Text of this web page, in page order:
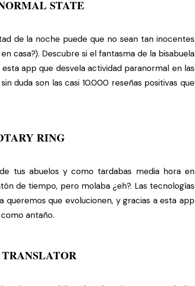
STATE
de la noche puede que no sean tan inocentes
casa?). Descubre si el fantasma de la bisabuela
app que desvela actividad paranormal en las
duda son las casi 10.000 reseñas positivas que
RING
tus abuelos y como tardabas media hora en
de tiempo, pero molaba ¿eh?. Las tecnologías
queremos que evolucionen, y gracias a esta app
antaño.